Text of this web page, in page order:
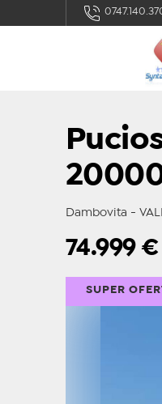
Dambovita -
74.999€
SUPER